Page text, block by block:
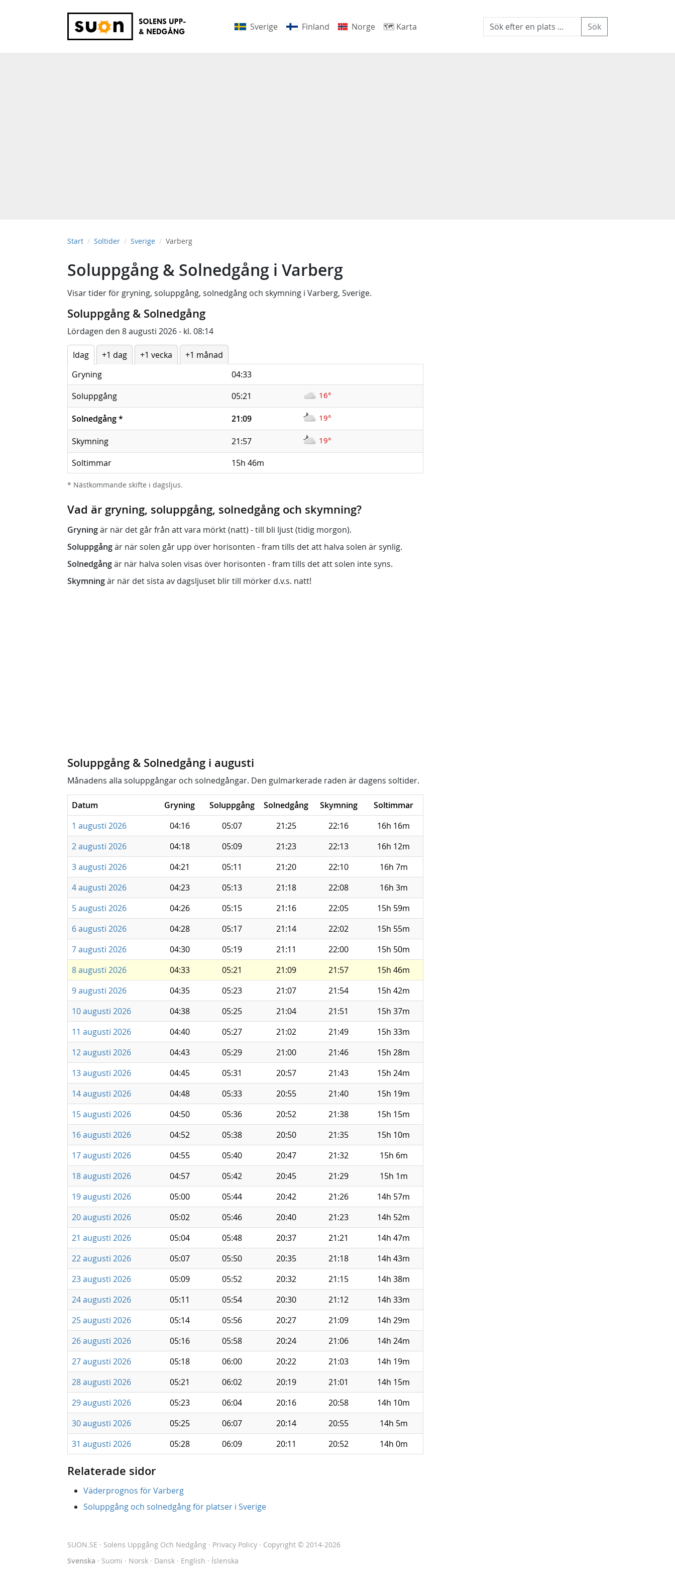
Sverige Finland Norge 🗺 Karta
Start Soltider Sverige Varberg
Soluppgång & Solnedgång i Varberg
Visar tider för gryning, soluppgång, solnedgång och skymning i Varberg, Sverige.
Soluppgång & Solnedgång
Lördagen den 8 augusti 2026 - kl. 08:14
Idag +1 dag +1 vecka
+1 månad
Gryning
04:33
Soluppgång
05:21 16°
Solnedgång* 21:09 19°
Skymning 21:57 19°
Soltimmar 15h 46m
* Nästkommande skifte i dagsljus.
Vad är gryning, soluppgång, solnedgång och skymning?
Gryningär när det går från att vara mörkt (natt) - till bli ljust (tidig morgon).
Soluppgångär när solen går upp över horisonten - fram tills det att halva solen är synlig.
Solnedgångär när halva solen visas över horisonten - fram tills det att solen inte syns.
Skymningär när det sista av dagsljuset blir till mörker d.v.s. natt!
Soluppgång & Solnedgång i augusti
Månadens alla soluppgångar och solnedgångar. Den gulmarkerade raden är dagens soltider.
Datum Gryning Soluppgång Solnedgång Skymning
Soltimmar
1 augusti 2026
04:16 05:07 21:25 22:16
16h 16m
2 augusti 2026
04:18 05:09 21:23 22:13
16h 12m
3 augusti 2026
04:21 05:11 21:20 22:10
16h 7m
4 augusti 2026
04:23 05:13 21:18 22:08
16h 3m
5 augusti 2026
04:26 05:15 21:16 22:05
15h 59m
6 augusti 2026
04:28 05:17 21:14 22:02
15h 55m
7 augusti 2026
04:30 05:19 21:11 22:00
15h 50m
8 augusti 2026
04:33 05:21 21:09 21:57
15h 46m
9 augusti 2026
04:35 05:23 21:07 21:54
15h 42m
10 augusti 2026
04:38 05:25 21:04 21:51
15h 37m
11 augusti 2026
04:40 05:27 21:02 21:49
15h 33m
12 augusti 2026
04:43 05:29 21:00 21:46
15h 28m
13 augusti 2026
04:45 05:31 20:57 21:43
15h 24m
14 augusti 2026
04:48 05:33 20:55 21:40
15h 19m
15 augusti 2026
04:50 05:36 20:52 21:38
15h 15m
16 augusti 2026
04:52 05:38 20:50 21:35
15h 10m
17 augusti 2026
04:55 05:40 20:47 21:32
15h 6m
18 augusti 2026
04:57 05:42 20:45 21:29
15h 1m
19 augusti 2026
05:00 05:44 20:42 21:26
14h 57m
20 augusti 2026
05:02 05:46 20:40 21:23
14h 52m
21 augusti 2026
05:04 05:48 20:37 21:21
14h 47m
22 augusti 2026
05:07 05:50 20:35 21:18
14h 43m
23 augusti 2026
05:09 05:52 20:32 21:15
14h 38m
24 augusti 2026
05:11 05:54 20:30 21:12
14h 33m
25 augusti 2026
05:14 05:56 20:27 21:09
14h 29m
26 augusti 2026
05:16 05:58 20:24 21:06
14h 24m
27 augusti 2026
05:18 06:00 20:22 21:03
14h 19m
28 augusti 2026
05:21 06:02 20:19 21:01
14h 15m
29 augusti 2026
05:23 06:04 20:16 20:58
14h 10m
30 augusti 2026
05:25 06:07 20:14 20:55
14h 5m
31 augusti 2026
05:28 06:09 20:11 20:52 14h 0m
Relaterade sidor
Väderprognos för Varberg
Soluppgång och solnedgång för platser i Sverige
SUON.SE · Solens Uppgång Och Nedgång · Privacy Policy · Copyright © 2014-2026
Svenska · Suomi · Norsk · Dansk · English · Íslenska